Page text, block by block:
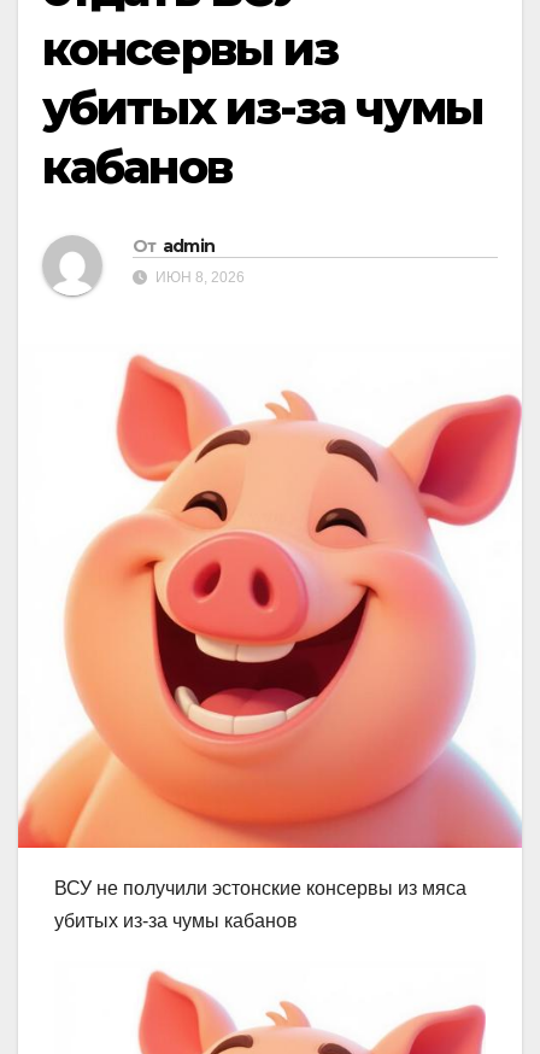
консервы из
убитых из-за чумы
кабанов
От admin
ИЮН 8, 2026
ВСУ не получили эстонские консервы из мяса
убитых из-за чумы кабанов